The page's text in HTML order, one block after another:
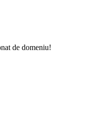
de domeniu!